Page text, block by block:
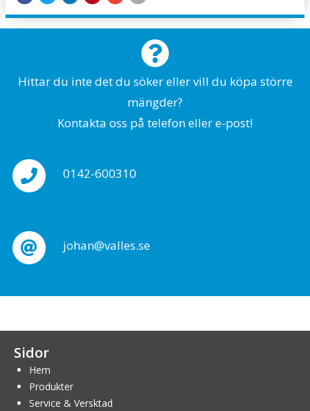
Hittar du inte det du söker eller vill du köpa större
mängder?
Kontakta oss på telefon eller e-post!
0142-600310
johan@valles.se
Sidor
Hem
Produkter
Service & Versktad